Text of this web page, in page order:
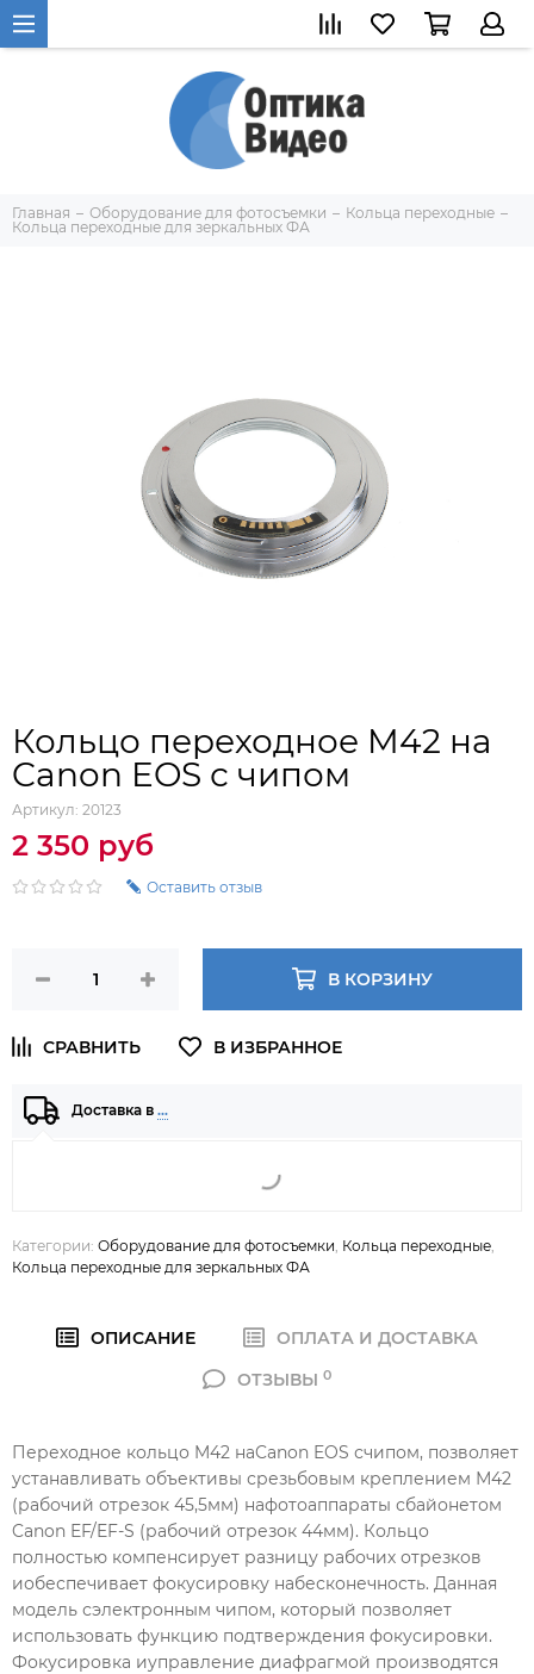
Главная Оборудование для фотосъемки
Кольца переходные
Кольца переходные для зеркальных ФА
Кольцо переходное M42 на
Canon EOS с чипом
Артикул: 20123
2 350 руб
Оставить отзыв
В КОРЗИНУ
Доставка в …
Категории: Оборудование для фотосъемки Кольца переходные
Кольца переходные для зеркальных ФА
ОПИСАНИЕ
ОПЛАТА И ДОСТАВКА
ОТЗЫВЫ 0
Переходное кольцо M42 наCanon EOS счипом, позволяет
устанавливать объективы срезьбовым креплением М42
(рабочий отрезок 45,5мм) нафотоаппараты сбайонетом
Canon EF/EF-S (рабочий отрезок 44мм). Кольцо
полностью компенсирует разницу рабочих отрезков
иобеспечивает фокусировку набесконечность. Данная
модель сэлектронным чипом, который позволяет
использовать функцию подтверждения фокусировки.
Фокусировка иуправление диафрагмой производятся